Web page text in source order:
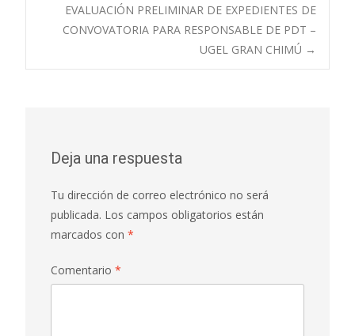
EVALUACIÓN PRELIMINAR DE EXPEDIENTES DE
CONVOVATORIA PARA RESPONSABLE DE PDT –
UGEL GRAN CHIMÚ →
Deja una respuesta
Tu dirección de correo electrónico no será
publicada. Los campos obligatorios están
marcados con *
Comentario *